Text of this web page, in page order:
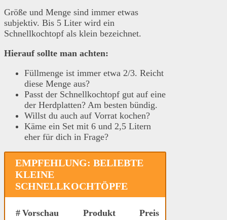
Größe und Menge sind immer etwas
subjektiv. Bis 5 Liter wird ein
Schnellkochtopf als klein bezeichnet.
Hierauf sollte man achten:
Füllmenge ist immer etwa 2/3. Reicht
diese Menge aus?
Passt der Schnellkochtopf gut auf eine
der Herdplatten? Am besten bündig.
Willst du auch auf Vorrat kochen?
Käme ein Set mit 6 und 2,5 Litern
eher für dich in Frage?
EMPFEHLUNG: BELIEBTE
KLEINE
SCHNELLKOCHTÖPFE
# Vorschau Produkt Preis